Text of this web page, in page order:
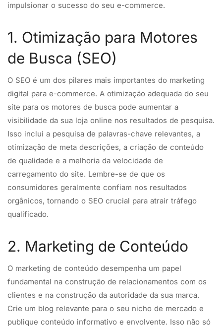
impulsionar o sucesso do seu e-commerce.
1. Otimização para Motores
de Busca (SEO)
O SEO é um dos pilares mais importantes do marketing
digital para e-commerce. A otimização adequada do seu
site para os motores de busca pode aumentar a
visibilidade da sua loja online nos resultados de pesquisa.
Isso inclui a pesquisa de palavras-chave relevantes, a
otimização de meta descrições, a criação de conteúdo
de qualidade e a melhoria da velocidade de
carregamento do site. Lembre-se de que os
consumidores geralmente confiam nos resultados
orgânicos, tornando o SEO crucial para atrair tráfego
qualificado.
2. Marketing de Conteúdo
O marketing de conteúdo desempenha um papel
fundamental na construção de relacionamentos com os
clientes e na construção da autoridade da sua marca.
Crie um blog relevante para o seu nicho de mercado e
publique conteúdo informativo e envolvente. Isso não só